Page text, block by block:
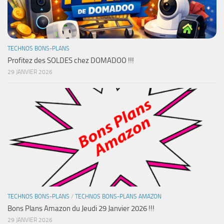
TECHNOS BONS-PLANS
Profitez des SOLDES chez DOMADOO !!!
29 JANVIER 2026
TECHNOS BONS-PLANS / TECHNOS BONS-PLANS AMAZON
Bons Plans Amazon du Jeudi 29 Janvier 2026 !!!
29 JANVIER 2026